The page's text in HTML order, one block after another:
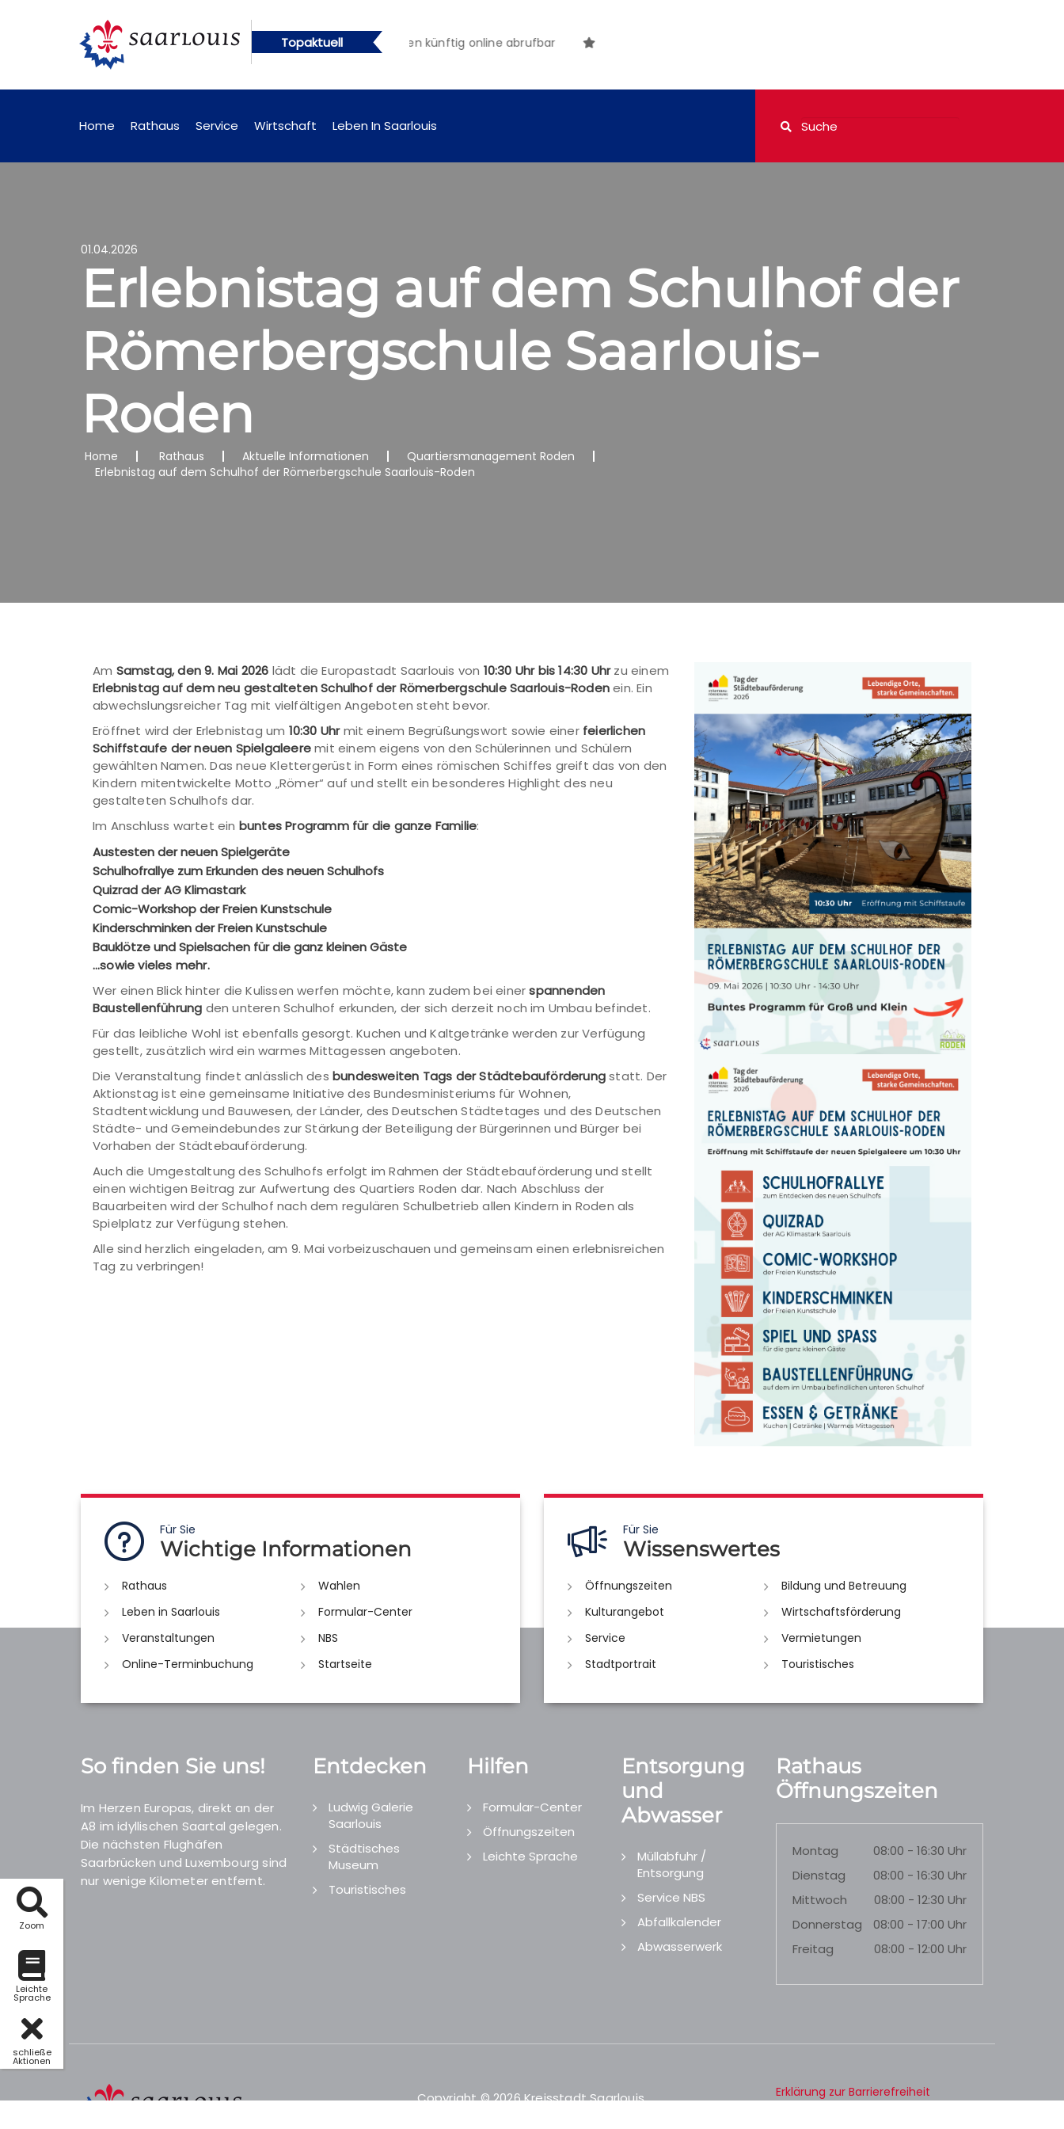
Zoom
Leichte
Sprache
schließe
Aktionen
Topaktuell
künftig online abrufbar Öffentliche Bekanntmachungen künftig online abrufbar
Home Rathaus Service Wirtschaft Leben In Saarlouis
01.04.2026
Erlebnistag auf dem Schulhof der
Römerbergschule Saarlouis-
Roden
Home Rathaus Aktuelle Informationen
Quartiersmanagement Roden
Erlebnistag auf dem Schulhof der Römerbergschule Saarlouis-Roden
Am Samstag, den 9. Mai 2026 lädt die Europastadt Saarlouis von 10:30 Uhr bis 14:30 Uhrzu einem
Erlebnistag auf dem neu gestalteten Schulhof der Römerbergschule Saarlouis-Rodenein. Ein
abwechslungsreicher Tag mit vielfältigen Angeboten steht bevor.
Eröffnet wird der Erlebnistag um 10:30 Uhrmit einem Begrüßungswort sowie einerfeierlichen
Schiffstaufe der neuen Spielgaleeremit einem eigens von den Schülerinnen und Schülern
gewählten Namen. Das neue Klettergerüst in Form eines römischen Schiffes greift das von den
Kindern mitentwickelte Motto „Römer“ auf und stellt ein besonderes Highlight des neu
gestalteten Schulhofs dar.
Im Anschluss wartet ein buntes Programm für die ganze Familie:
Austesten der neuen Spielgeräte
Schulhofrallye zum Erkunden des neuen Schulhofs
Quizrad der AG Klimastark
Comic-Workshop der Freien Kunstschule
Kinderschminken der Freien Kunstschule
Bauklötze und Spielsachen für die ganz kleinen Gäste
…sowie vieles mehr.
Wer einen Blick hinter die Kulissen werfen möchte, kann zudem bei einerspannenden
Baustellenführung den unteren Schulhof erkunden, der sich derzeit noch im Umbau befindet.
Für das leibliche Wohl ist ebenfalls gesorgt. Kuchen und Kaltgetränke werden zur Verfügung
gestellt, zusätzlich wird ein warmes Mittagessen angeboten.
Die Veranstaltung findet anlässlich des bundesweiten Tags der Städtebauförderungstatt. Der
Aktionstag ist eine gemeinsame Initiative des Bundesministeriums für Wohnen,
Stadtentwicklung und Bauwesen, der Länder, des Deutschen Städtetages und des Deutschen
Städte- und Gemeindebundes zur Stärkung der Beteiligung der Bürgerinnen und Bürger bei
Vorhaben der Städtebauförderung.
Auch die Umgestaltung des Schulhofs erfolgt im Rahmen der Städtebauförderung und stellt
einen wichtigen Beitrag zur Aufwertung des Quartiers Roden dar. Nach Abschluss der
Bauarbeiten wird der Schulhof nach dem regulären Schulbetrieb allen Kindern in Roden als
Spielplatz zur Verfügung stehen.
Alle sind herzlich eingeladen, am 9. Mai vorbeizuschauen und gemeinsam einen erlebnisreichen
Tag zu verbringen!
Für Sie
Wichtige Informationen
Rathaus
Wahlen
Leben in Saarlouis
Formular-Center
Veranstaltungen
NBS
Online-Terminbuchung
Startseite
Für Sie
Wissenswertes
Öffnungszeiten
Bildung und Betreuung
Kulturangebot
Wirtschaftsförderung
Service
Vermietungen
Stadtportrait
Touristisches
So finden Sie uns!
Im Herzen Europas, direkt an der
A8 im idyllischen Saartal gelegen.
Die nächsten Flughäfen
Saarbrücken und Luxembourg sind
nur wenige Kilometer entfernt.
Entdecken
Ludwig Galerie
Saarlouis
Städtisches
Museum
Touristisches
Hilfen
Formular-Center
Öffnungszeiten
Leichte Sprache
Entsorgung
und
Abwasser
Müllabfuhr /
Entsorgung
Service NBS
Abfallkalender
Abwasserwerk
Rathaus
Öffnungszeiten
Montag
08:00 - 16:30 Uhr
Dienstag
08:00 - 16:30 Uhr
Mittwoch
08:00 - 12:30 Uhr
Donnerstag
08:00 - 17:00 Uhr
Freitag
08:00 - 12:00 Uhr
Copyright © 2026 Kreisstadt Saarlouis.
Erklärung zur Barrierefreiheit